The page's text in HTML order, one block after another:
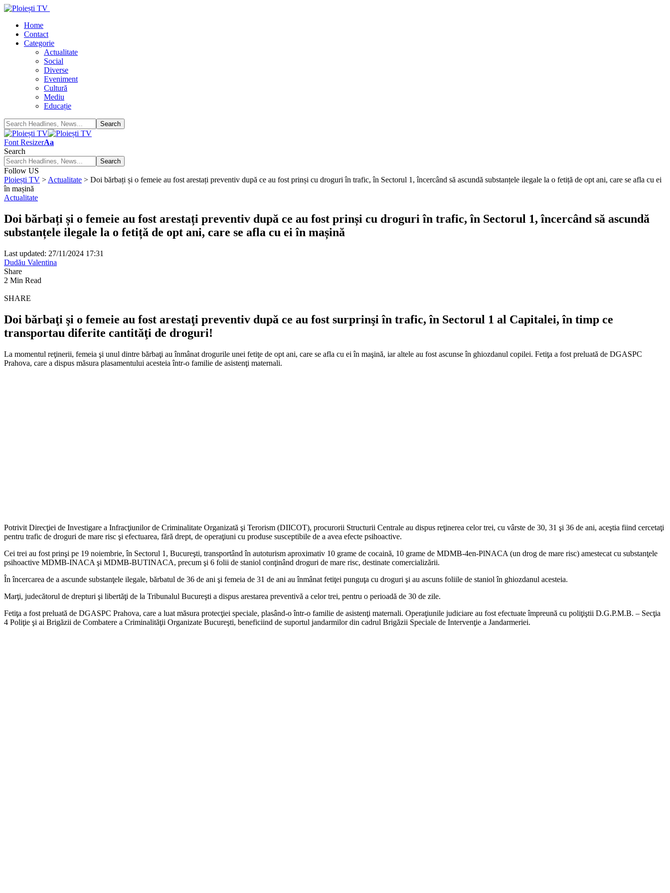
Home
Contact
Categorie
Actualitate
Social
Diverse
Eveniment
Cultură
Mediu
Educație
Font ResizerAa
Search
Follow US
Ploiești TV > Actualitate > Doi bărbați și o femeie au fost arestați preventiv după ce au fost prinși cu droguri în trafic, în Sectorul 1, încercând să ascundă substanțele ilegale la o fetiță de opt ani, care se afla cu ei
în mașină
Actualitate
Doi bărbați și o femeie au fost arestați preventiv după ce au fost prinși cu droguri în trafic, în Sectorul 1, încercând să ascundă
substanțele ilegale la o fetiță de opt ani, care se afla cu ei în mașină
Last updated: 27/11/2024 17:31
Dudău Valentina
Share
2 Min Read
SHARE
Doi bărbaţi şi o femeie au fost arestaţi preventiv după ce au fost surprinşi în trafic, în Sectorul 1 al Capitalei, în timp ce
transportau diferite cantităţi de droguri!
La momentul reţinerii, femeia şi unul dintre bărbaţi au înmânat drogurile unei fetiţe de opt ani, care se afla cu ei în maşină, iar altele au fost ascunse în ghiozdanul copilei. Fetiţa a fost preluată de DGASPC
Prahova, care a dispus măsura plasamentului acesteia într-o familie de asistenţi maternali.
Potrivit Direcţiei de Investigare a Infracţiunilor de Criminalitate Organizată şi Terorism (DIICOT), procurorii Structurii Centrale au dispus reţinerea celor trei, cu vârste de 30, 31 şi 36 de ani, aceştia fiind cercetaţi
pentru trafic de droguri de mare risc şi efectuarea, fără drept, de operaţiuni cu produse susceptibile de a avea efecte psihoactive.
Cei trei au fost prinşi pe 19 noiembrie, în Sectorul 1, Bucureşti, transportând în autoturism aproximativ 10 grame de cocaină, 10 grame de MDMB-4en-PlNACA (un drog de mare risc) amestecat cu substanţele
psihoactive MDMB-INACA şi MDMB-BUTINACA, precum şi 6 folii de staniol conţinând droguri de mare risc, destinate comercializării.
În încercarea de a ascunde substanţele ilegale, bărbatul de 36 de ani şi femeia de 31 de ani au înmânat fetiţei punguţa cu droguri şi au ascuns foliile de staniol în ghiozdanul acesteia.
Marţi, judecătorul de drepturi şi libertăţi de la Tribunalul Bucureşti a dispus arestarea preventivă a celor trei, pentru o perioadă de 30 de zile.
Fetiţa a fost preluată de DGASPC Prahova, care a luat măsura protecţiei speciale, plasând-o într-o familie de asistenţi maternali. Operaţiunile judiciare au fost efectuate împreună cu poliţiştii D.G.P.M.B. – Secţia
4 Poliţie şi ai Brigăzii de Combatere a Criminalităţii Organizate Bucureşti, beneficiind de suportul jandarmilor din cadrul Brigăzii Speciale de Intervenţie a Jandarmeriei.